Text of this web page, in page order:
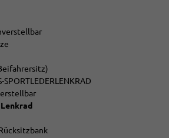
SPORTLEDERLENKRAD